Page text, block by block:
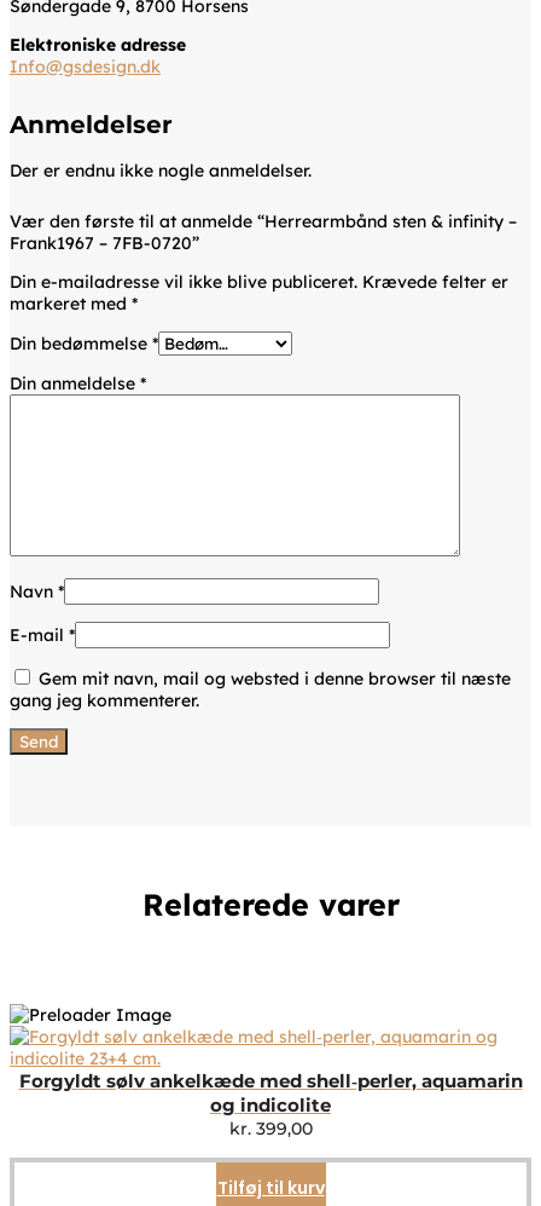
Søndergade 9, 8700 Horsens
Elektroniske adresse
Info@gsdesign.dk
Anmeldelser
Der er endnu ikke nogle anmeldelser.
Vær den første til at anmelde “Herrearmbånd sten & infinity –
Frank1967 – 7FB-0720”
Din e-mailadresse vil ikke blive publiceret. Krævede felter er
markeret med *
Din bedømmelse *
Din anmeldelse *
Navn *
E-mail *
Gem mit navn, mail og websted i denne browser til næste
gang jeg kommenterer.
Relaterede varer
Forgyldt sølv ankelkæde med shell‑perler, aquamarin
og indicolite
kr.399,00
Tilføj til kurv